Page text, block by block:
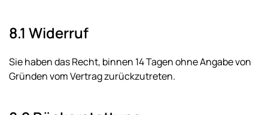
8.1 Widerruf
Sie haben das Recht, binnen 14 Tagen ohne Angabe von
Gründen vom Vertrag zurückzutreten.